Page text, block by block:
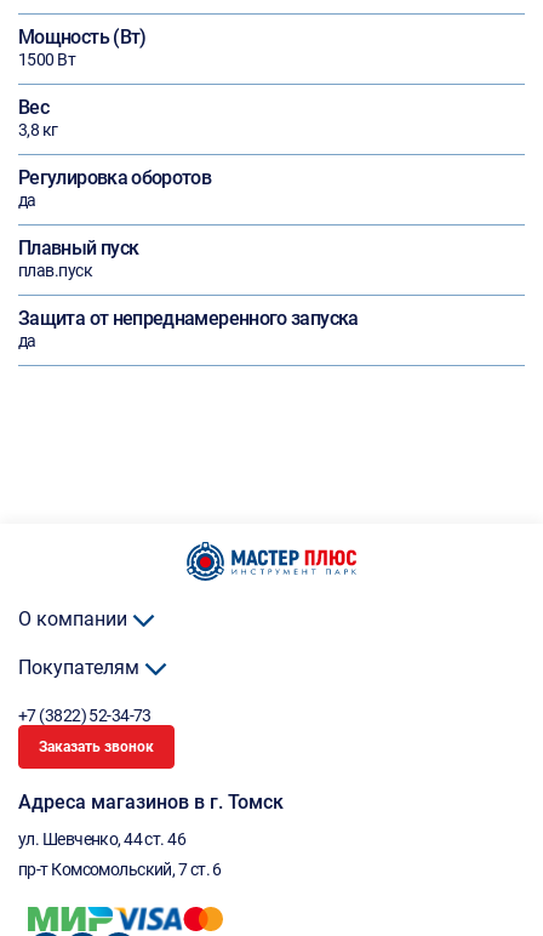
Мощность (Вт)
1500 Вт
Вес
3,8 кг
Регулировка оборотов
да
Плавный пуск
плав.пуск
Защита от непреднамеренного запуска
да
О компании
Покупателям
+7 (3822) 52-34-73
Заказать звонок
Адреса магазинов в г. Томск
ул. Шевченко, 44 ст. 46
пр-т Комсомольский, 7 ст. 6